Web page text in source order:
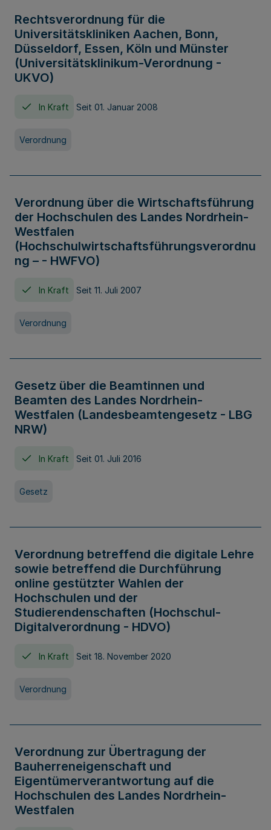
Rechtsverordnung für die
Universitätskliniken Aachen, Bonn,
Düsseldorf, Essen, Köln und Münster
(Universitätsklinikum-Verordnung -
UKVO)
In Kraft Seit 01. Januar 2008
Verordnung
Verordnung über die Wirtschaftsführung
der Hochschulen des Landes Nordrhein-
Westfalen
(Hochschulwirtschaftsführungsverordnu
ng – - HWFVO)
In Kraft Seit 11. Juli 2007
Verordnung
Gesetz über die Beamtinnen und
Beamten des Landes Nordrhein-
Westfalen (Landesbeamtengesetz - LBG
NRW)
In Kraft Seit 01. Juli 2016
Gesetz
Verordnung betreffend die digitale Lehre
sowie betreffend die Durchführung
online gestützter Wahlen der
Hochschulen und der
Studierendenschaften (Hochschul-
Digitalverordnung - HDVO)
In Kraft Seit 18. November 2020
Verordnung
Verordnung zur Übertragung der
Bauherreneigenschaft und
Eigentümerverantwortung auf die
Hochschulen des Landes Nordrhein-
Westfalen